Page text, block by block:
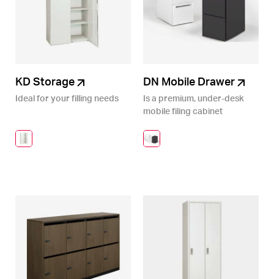
KD Storage
Ideal for your filling needs
DN Mobile Drawer
Is a premium, under-desk
mobile filing cabinet
workspaces. Featuring a
compact footprint and
your desk.